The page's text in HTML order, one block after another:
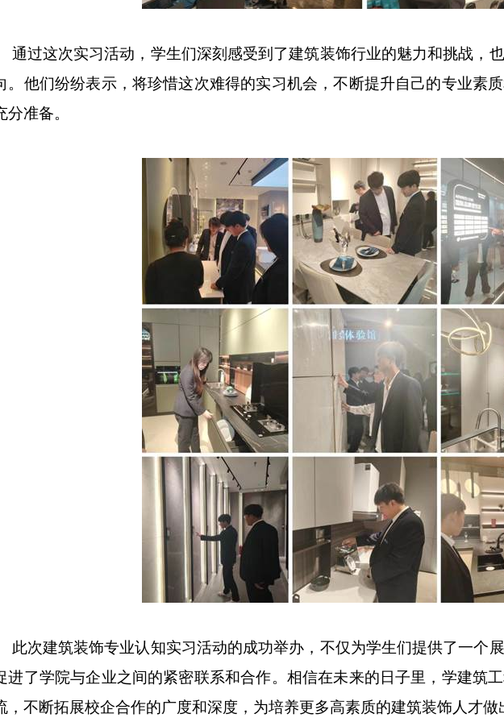
通过这次实习活动，学生们深刻感受到了建筑装饰行业的魅力和挑战，
。他们纷纷表示，将珍惜这次难得的实习机会，不断提升自己的专业素
分准备。
此次建筑装饰专业认知实习活动的成功举办，不仅为学生们提供了一个
进了学院与企业之间的紧密联系和合作。相信在未来的日子里，学建筑
，不断拓展校企合作的广度和深度，为培养更多高素质的建筑装饰人才做